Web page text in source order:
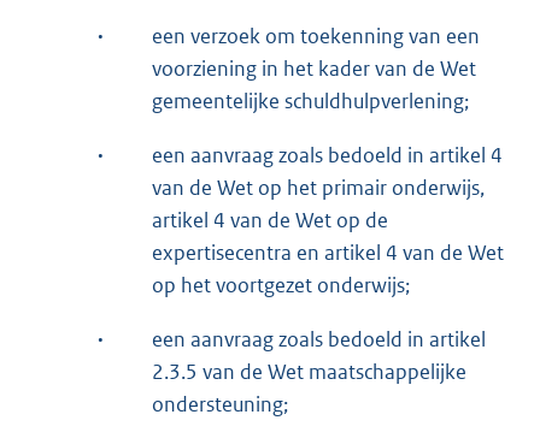
·
een verzoek om toekenning van een
voorziening in het kader van de Wet
gemeentelijke schuldhulpverlening;
·
een aanvraag zoals bedoeld in artikel 4
van de Wet op het primair onderwijs,
artikel 4 van de Wet op de
expertisecentra en artikel 4 van de Wet
op het voortgezet onderwijs;
·
een aanvraag zoals bedoeld in artikel
2.3.5 van de Wet maatschappelijke
ondersteuning;